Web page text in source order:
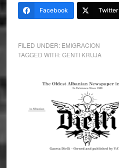
Facebook Twitter
FILED UNDER: EMIGRACION
TAGGED WITH:GENTI KRUJA